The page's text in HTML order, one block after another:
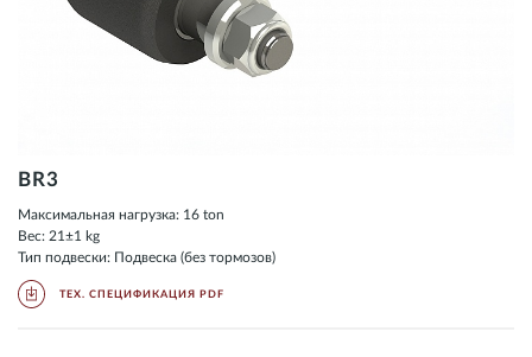
BR3
Максимальная нагрузка: 16 ton
Вес: 21±1 kg
Тип подвески: Подвеска (без тормозов)
ТЕХ. СПЕЦИФИКАЦИЯ PDF